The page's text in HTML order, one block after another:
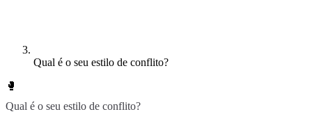
Qual é o seu estilo de conflito?
🥊
Qual é o seu estilo de conflito?